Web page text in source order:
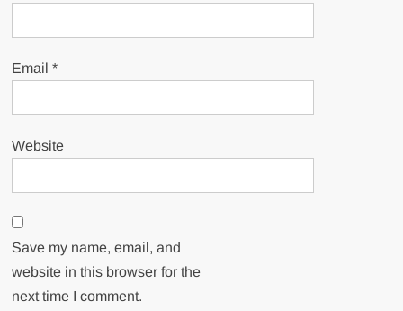
Email*
Website
Save my name, email, and
website in this browser for the
next time I comment.